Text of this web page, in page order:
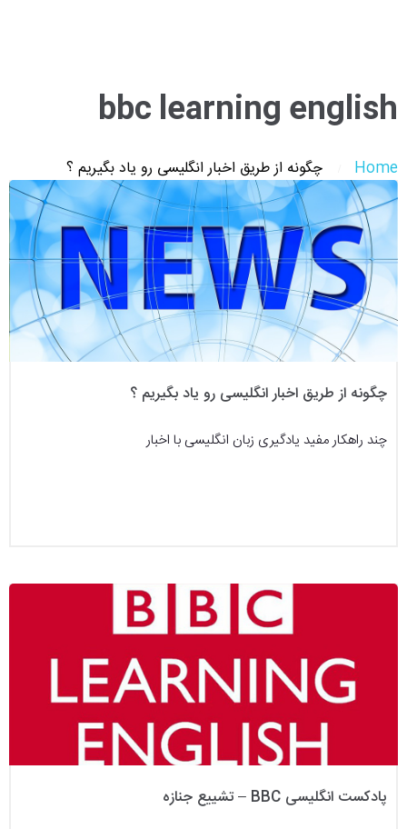
bbc learning english
Home چگونه از طریق اخبار انگلیسی رو یاد بگیریم ؟
چگونه از طریق اخبار انگلیسی رو یاد بگیریم ؟
چند راهکار مفید یادگیری زبان انگلیسی با اخبار
پادکست انگلیسی BBC – تشییع جنازه